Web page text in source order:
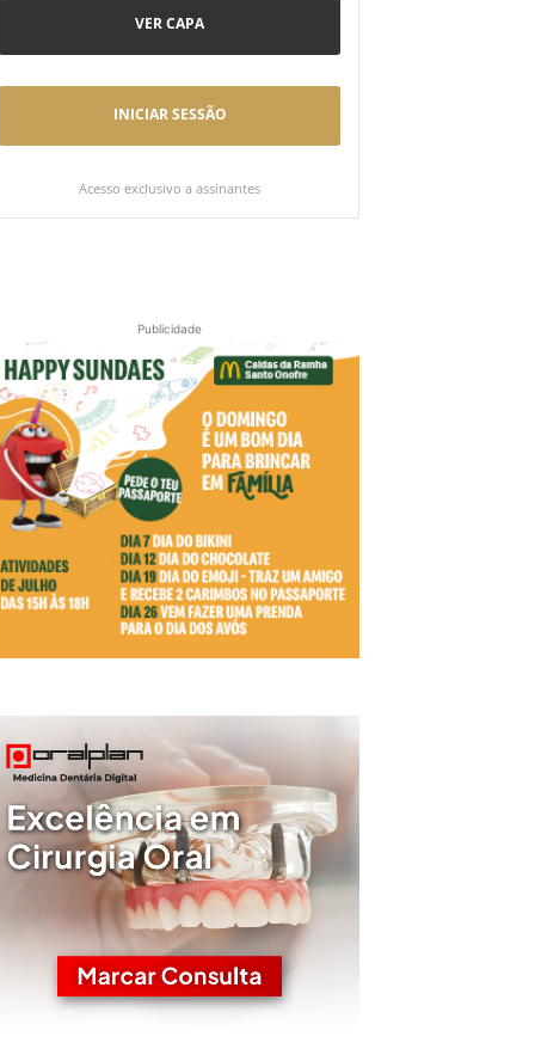
VER CAPA
INICIAR SESSÃO
Acesso exclusivo a assinantes
Publicidade